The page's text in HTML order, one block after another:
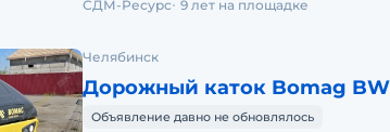
СДМ-Ресурс 9 лет на площадке
Челябинск
Дорожный каток Bomag BW
Объявление давно не обновлялось